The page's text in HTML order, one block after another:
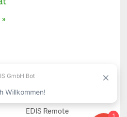
»
EDIS Webmail
EDIS Remote